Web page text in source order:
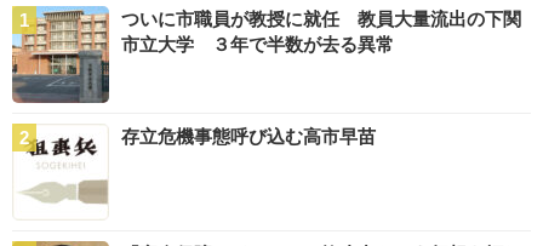
ついに市職員が教授に就任 教員大量流出の下関
市立大学 ３年で半数が去る異常
存立危機事態呼び込む高市早苗